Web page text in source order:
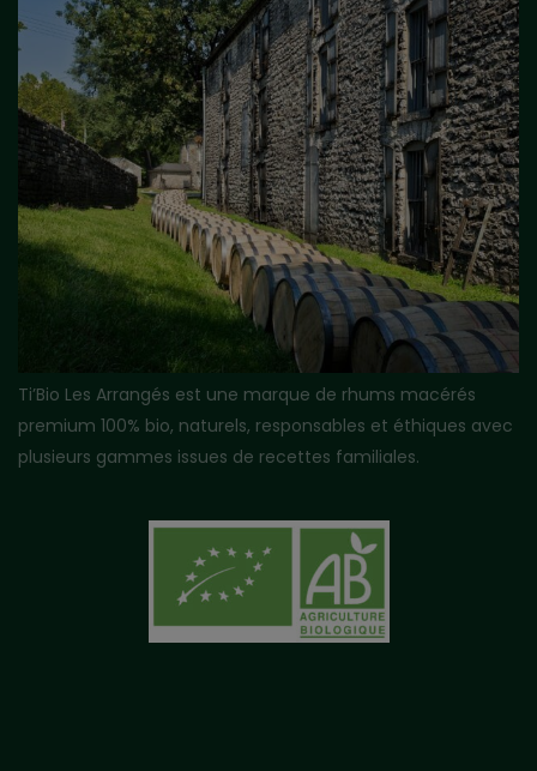
Ti’Bio Les Arrangés est une marque de rhums macérés
premium 100% bio, naturels, responsables et éthiques avec
plusieurs gammes issues de recettes familiales.